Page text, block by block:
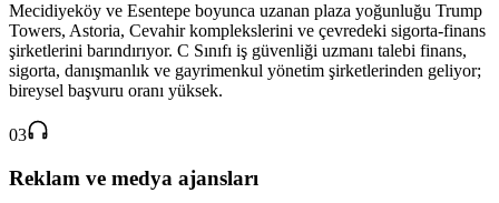
Mecidiyeköy ve Esentepe boyunca uzanan plaza yoğunluğu Trump
Towers, Astoria, Cevahir komplekslerini ve çevredeki sigorta-finans
şirketlerini barındırıyor. C Sınıfı iş güvenliği uzmanı talebi finans,
sigorta, danışmanlık ve gayrimenkul yönetim şirketlerinden geliyor;
bireysel başvuru oranı yüksek.
03
Reklam ve medya ajansları